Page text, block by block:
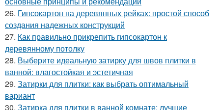
26. Гипсокартон на деревянных рейках: простой способ
создания надежных конструкций
27. Как правильно прикрепить гипсокартон к
деревянному потолку
28. Выберите идеальную затирку для швов плитки в
ванной: влагостойкая и эстетичная
29. Затирки для плитки: как выбрать оптимальный
вариант
30. Затирка для плитки в ванной комнате: лучшие